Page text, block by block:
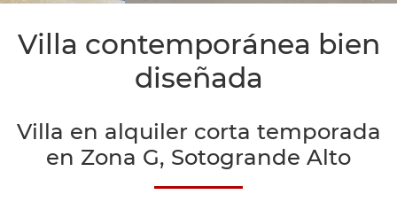
Villa contemporánea bien
diseñada
Villa en alquiler corta temporada
en Zona G, Sotogrande Alto